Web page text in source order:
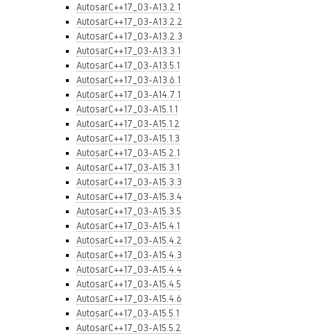
AutosarC++17_03-A13.2.1
AutosarC++17_03-A13.2.2
AutosarC++17_03-A13.2.3
AutosarC++17_03-A13.3.1
AutosarC++17_03-A13.5.1
AutosarC++17_03-A13.6.1
AutosarC++17_03-A14.7.1
AutosarC++17_03-A15.1.1
AutosarC++17_03-A15.1.2
AutosarC++17_03-A15.1.3
AutosarC++17_03-A15.2.1
AutosarC++17_03-A15.3.1
AutosarC++17_03-A15.3.3
AutosarC++17_03-A15.3.4
AutosarC++17_03-A15.3.5
AutosarC++17_03-A15.4.1
AutosarC++17_03-A15.4.2
AutosarC++17_03-A15.4.3
AutosarC++17_03-A15.4.4
AutosarC++17_03-A15.4.5
AutosarC++17_03-A15.4.6
AutosarC++17_03-A15.5.1
AutosarC++17_03-A15.5.2